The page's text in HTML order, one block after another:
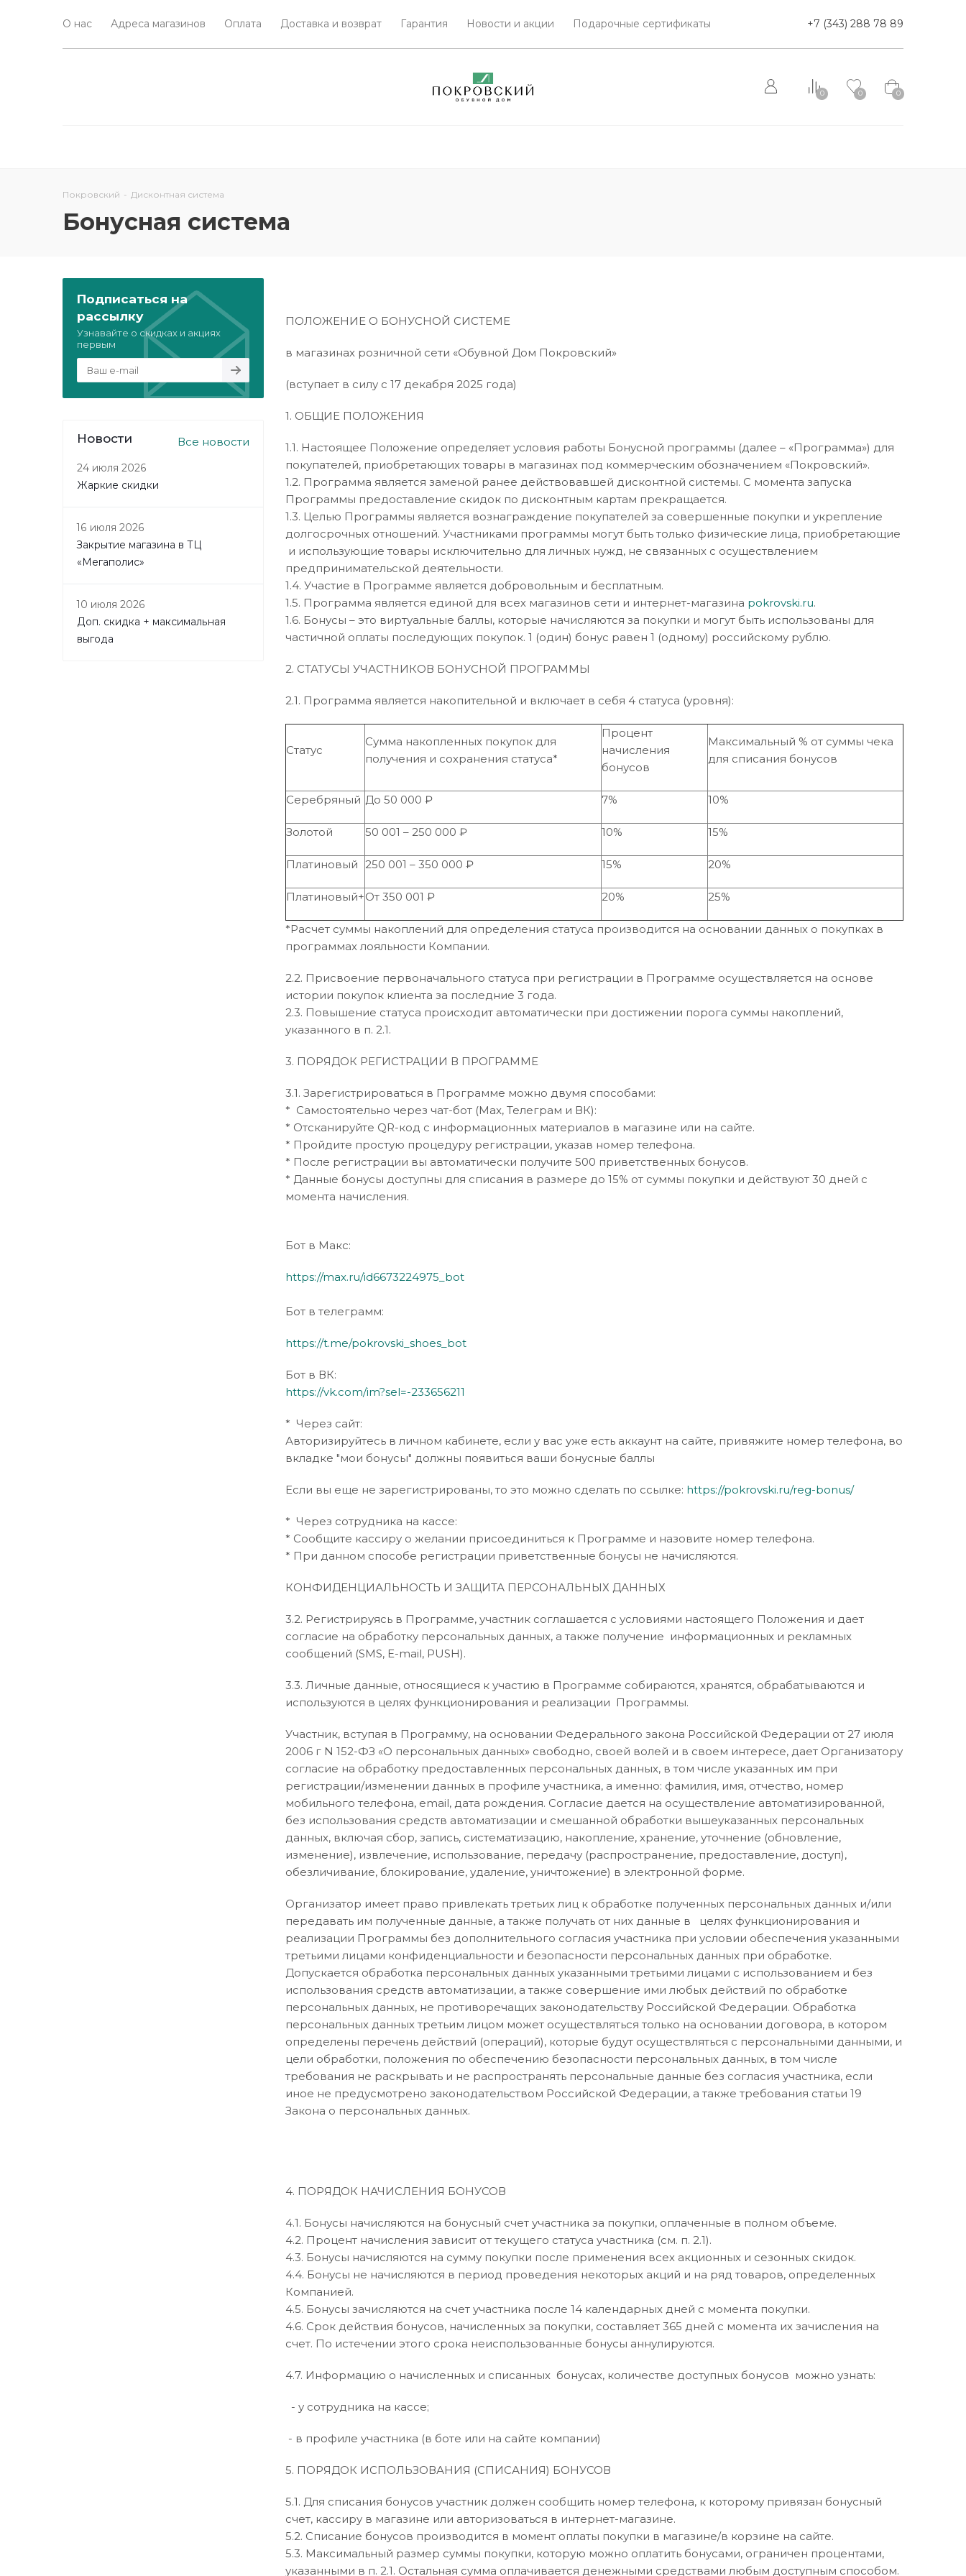
О нас Адреса магазинов Оплата Доставка и возврат Гарантия Новости и акции Подарочные сертификаты +7 (343) 288 78 89
0 0 0
Покровский - Дисконтная система
Бонусная система
ПОЛОЖЕНИЕ О БОНУСНОЙ СИСТЕМЕ
в магазинах розничной сети «Обувной Дом Покровский»
(вступает в силу с 17 декабря 2025 года)
1. ОБЩИЕ ПОЛОЖЕНИЯ
1.1. Настоящее Положение определяет условия работы Бонусной программы (далее – «Программа») для
покупателей, приобретающих товары в магазинах под коммерческим обозначением «Покровский».
1.2. Программа является заменой ранее действовавшей дисконтной системы. С момента запуска
Программы предоставление скидок по дисконтным картам прекращается.
1.3. Целью Программы является вознаграждение покупателей за совершенные покупки и укрепление
долгосрочных отношений. Участниками программы могут быть только физические лица, приобретающие
и использующие товары исключительно для личных нужд, не связанных с осуществлением
предпринимательской деятельности.
1.4. Участие в Программе является добровольным и бесплатным.
1.5. Программа является единой для всех магазинов сети и интернет-магазина pokrovski.ru.
1.6. Бонусы – это виртуальные баллы, которые начисляются за покупки и могут быть использованы для
частичной оплаты последующих покупок. 1 (один) бонус равен 1 (одному) российскому рублю.
2. СТАТУСЫ УЧАСТНИКОВ БОНУСНОЙ ПРОГРАММЫ
2.1. Программа является накопительной и включает в себя 4 статуса (уровня):
Статус
Сумма накопленных покупок для
получения и сохранения статуса*
Процент
начисления
бонусов
Максимальный % от суммы чека
для списания бонусов
Серебряный До 50 000 ₽ 7% 10%
Золотой 50 001 – 250 000 ₽ 10% 15%
Платиновый 250 001 – 350 000 ₽ 15% 20%
Платиновый+От 350 001 ₽ 20% 25%
*Расчет суммы накоплений для определения статуса производится на основании данных о покупках в
программах лояльности Компании.
2.2. Присвоение первоначального статуса при регистрации в Программе осуществляется на основе
истории покупок клиента за последние 3 года.
2.3. Повышение статуса происходит автоматически при достижении порога суммы накоплений,
указанного в п. 2.1.
3. ПОРЯДОК РЕГИСТРАЦИИ В ПРОГРАММЕ
3.1. Зарегистрироваться в Программе можно двумя способами:
* Самостоятельно через чат-бот (Max, Телеграм и ВК):
* Отсканируйте QR-код с информационных материалов в магазине или на сайте.
* Пройдите простую процедуру регистрации, указав номер телефона.
* После регистрации вы автоматически получите 500 приветственных бонусов.
* Данные бонусы доступны для списания в размере до 15% от суммы покупки и действуют 30 дней с
момента начисления.
Бот в Макс:
https://max.ru/id6673224975_bot
Бот в телеграмм:
https://t.me/pokrovski_shoes_bot
Бот в ВК:
https://vk.com/im?sel=-233656211
* Через сайт:
Авторизируйтесь в личном кабинете, если у вас уже есть аккаунт на сайте, привяжите номер телефона, во
вкладке "мои бонусы" должны появиться ваши бонусные баллы
Если вы еще не зарегистрированы, то это можно сделать по ссылке: https://pokrovski.ru/reg-bonus/
* Через сотрудника на кассе:
* Сообщите кассиру о желании присоединиться к Программе и назовите номер телефона.
* При данном способе регистрации приветственные бонусы не начисляются.
КОНФИДЕНЦИАЛЬНОСТЬ И ЗАЩИТА ПЕРСОНАЛЬНЫХ ДАННЫХ
3.2. Регистрируясь в Программе, участник соглашается с условиями настоящего Положения и дает
согласие на обработку персональных данных, а также получение информационных и рекламных
сообщений (SMS, E-mail, PUSH).
3.3. Личные данные, относящиеся к участию в Программе собираются, хранятся, обрабатываются и
используются в целях функционирования и реализации Программы.
Участник, вступая в Программу, на основании Федерального закона Российской Федерации от 27 июля
2006 г N 152-ФЗ «О персональных данных» свободно, своей волей и в своем интересе, дает Организатору
согласие на обработку предоставленных персональных данных, в том числе указанных им при
регистрации/изменении данных в профиле участника, а именно: фамилия, имя, отчество, номер
мобильного телефона, email, дата рождения. Согласие дается на осуществление автоматизированной,
без использования средств автоматизации и смешанной обработки вышеуказанных персональных
данных, включая сбор, запись, систематизацию, накопление, хранение, уточнение (обновление,
изменение), извлечение, использование, передачу (распространение, предоставление, доступ),
обезличивание, блокирование, удаление, уничтожение) в электронной форме.
Организатор имеет право привлекать третьих лиц к обработке полученных персональных данных и/или
передавать им полученные данные, а также получать от них данные в целях функционирования и
реализации Программы без дополнительного согласия участника при условии обеспечения указанными
третьими лицами конфиденциальности и безопасности персональных данных при обработке.
Допускается обработка персональных данных указанными третьими лицами с использованием и без
использования средств автоматизации, а также совершение ими любых действий по обработке
персональных данных, не противоречащих законодательству Российской Федерации. Обработка
персональных данных третьим лицом может осуществляться только на основании договора, в котором
определены перечень действий (операций), которые будут осуществляться с персональными данными, и
цели обработки, положения по обеспечению безопасности персональных данных, в том числе
требования не раскрывать и не распространять персональные данные без согласия участника, если
иное не предусмотрено законодательством Российской Федерации, а также требования статьи 19
Закона о персональных данных.
4. ПОРЯДОК НАЧИСЛЕНИЯ БОНУСОВ
4.1. Бонусы начисляются на бонусный счет участника за покупки, оплаченные в полном объеме.
4.2. Процент начисления зависит от текущего статуса участника (см. п. 2.1).
4.3. Бонусы начисляются на сумму покупки после применения всех акционных и сезонных скидок.
4.4. Бонусы не начисляются в период проведения некоторых акций и на ряд товаров, определенных
Компанией.
4.5. Бонусы зачисляются на счет участника после 14 календарных дней с момента покупки.
4.6. Срок действия бонусов, начисленных за покупки, составляет 365 дней с момента их зачисления на
счет. По истечении этого срока неиспользованные бонусы аннулируются.
4.7. Информацию о начисленных и списанных бонусах, количестве доступных бонусов можно узнать:
- у сотрудника на кассе;
- в профиле участника (в боте или на сайте компании)
5. ПОРЯДОК ИСПОЛЬЗОВАНИЯ (СПИСАНИЯ) БОНУСОВ
5.1. Для списания бонусов участник должен сообщить номер телефона, к которому привязан бонусный
счет, кассиру в магазине или авторизоваться в интернет-магазине.
5.2. Списание бонусов производится в момент оплаты покупки в магазине/в корзине на сайте.
5.3. Максимальный размер суммы покупки, которую можно оплатить бонусами, ограничен процентами,
указанными в п. 2.1. Остальная сумма оплачивается денежными средствами любым доступным способом.
Подписаться на
рассылку
Узнавайте о скидках и акциях
первым
Новости Все новости
24 июля 2026
Жаркие скидки
16 июля 2026
Закрытие магазина в ТЦ
«Мегаполис»
10 июля 2026
Доп. скидка + максимальная
выгода